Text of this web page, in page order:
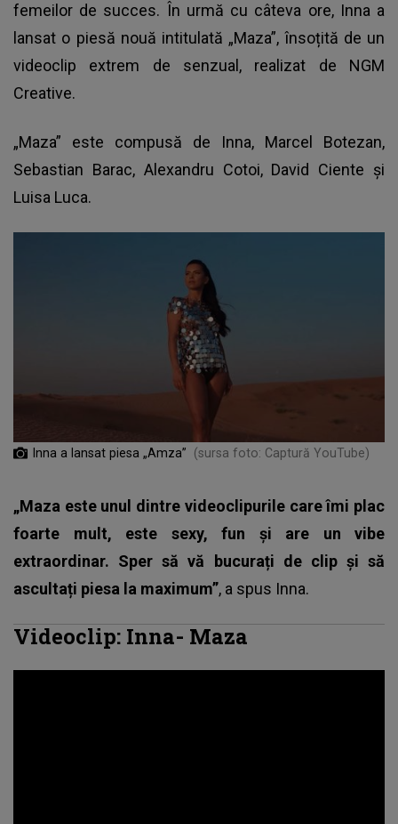
femeilor de succes. În urmă cu câteva ore, Inna a
lansat o piesă nouă intitulată „Maza”, însoțită de un
videoclip extrem de senzual, realizat de NGM
Creative.
„Maza” este compusă de Inna, Marcel Botezan,
Sebastian Barac, Alexandru Cotoi, David Ciente și
Luisa Luca.
Inna a lansat piesa „Amza” (sursa foto: Captură YouTube)
„Maza este unul dintre videoclipurile care îmi plac
foarte mult, este sexy, fun și are un vibe
extraordinar. Sper să vă bucurați de clip și să
ascultați piesa la maximum”, a spus Inna.
Videoclip: Inna- Maza